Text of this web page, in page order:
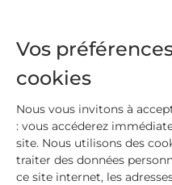
Vos
cookies
Nous vous invitons à
: vous accéderez
site. Nous utilisons des
traiter des données
ce site internet, les